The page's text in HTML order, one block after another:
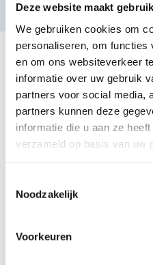
Deze website maakt
We gebruiken cookies om
personaliseren, om functies
en om ons websiteverkeer
informatie over uw gebruik
partners voor social media,
partners kunnen deze
informatie die u aan ze
verzameld op basis van uw
Noodzakelijk
Voorkeuren
Heb jij een vraag? Vul dan
1. Stel jouw
Stel jouw vraag via ons
klant te zijn bij Electro Medico.
2. Wij nemen
Wij nemen zo snel mogelijk
beantwoorden.